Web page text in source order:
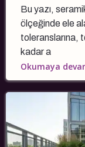
Bu yazı,
ölçeğinde ele
toleranslarına,
kadar a
Okumaya